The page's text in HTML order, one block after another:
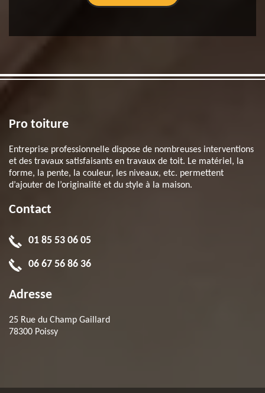
Pro toiture
Entreprise professionnelle dispose de nombreuses interventions
et des travaux satisfaisants en travaux de toit. Le matériel, la
forme, la pente, la couleur, les niveaux, etc. permettent
d’ajouter de l’originalité et du style à la maison.
Contact
01 85 53 06 05
06 67 56 86 36
Adresse
25 Rue du Champ Gaillard
78300 Poissy